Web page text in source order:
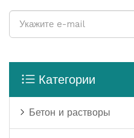
Категории
Бетон и растворы